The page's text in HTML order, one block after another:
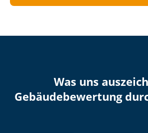
Was uns
Ge­bäu­de­be­wer­tung